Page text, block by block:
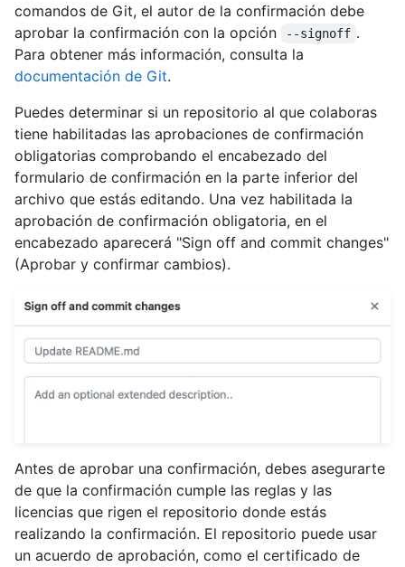
comandos de Git, el autor de la confirmación debe
aprobar la confirmación con la opción
--signoff .
Para obtener más información, consulta la
documentación de Git.
Puedes determinar si un repositorio al que colaboras
tiene habilitadas las aprobaciones de confirmación
obligatorias comprobando el encabezado del
formulario de confirmación en la parte inferior del
archivo que estás editando. Una vez habilitada la
aprobación de confirmación obligatoria, en el
encabezado aparecerá "Sign off and commit changes"
(Aprobar y confirmar cambios).
Antes de aprobar una confirmación, debes asegurarte
de que la confirmación cumple las reglas y las
licencias que rigen el repositorio donde estás
realizando la confirmación. El repositorio puede usar
un acuerdo de aprobación, como el certificado de